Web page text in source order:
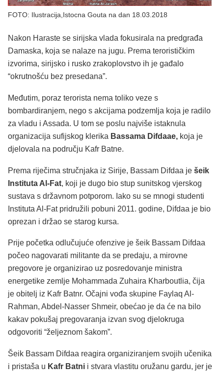
FOTO: Ilustracija,Istocna Gouta na dan 18.03.2018
Nakon Haraste se sirijska vlada fokusirala na predgrađa
Damaska, koja se nalaze na jugu. Prema terorističkim
izvorima, sirijsko i rusko zrakoplovstvo ih je gađalo
“okrutnošću bez presedana”.
Međutim, poraz terorista nema toliko veze s
bombardiranjem, nego s akcijama podzemlja koja je radilo
za vladu i Assada. U tom se poslu najviše istaknula
organizacija sufijskog klerika Bassama Difdaae, koja je
djelovala na području Kafr Batne.
Prema riječima stručnjaka iz Sirije, Bassam Difdaa je šeik
Instituta Al-Fat, koji je dugo bio stup sunitskog vjerskog
sustava s državnom potporom. Iako su se mnogi studenti
Instituta Al-Fat pridružili pobuni 2011. godine, Difdaa je bio
oprezan i držao se starog kursa.
Prije početka odlučujuće ofenzive je šeik Bassam Difdaa
počeo nagovarati militante da se predaju, a mirovne
pregovore je organizirao uz posredovanje ministra
energetike zemlje Mohammada Zuhaira Kharboutlia, čija
je obitelj iz Kafr Batnr. Očajni vođa skupine Faylaq Al-
Rahman, Abdel-Nasser Shmeir, obećao je da će na bilo
kakav pokušaj pregovaranja izvan svog djelokruga
odgovoriti “željeznom šakom”.
Šeik Bassam Difdaa reagira organiziranjem svojih učenika
i pristaša u Kafr Batni i stvara vlastitu oružanu gardu, jer je